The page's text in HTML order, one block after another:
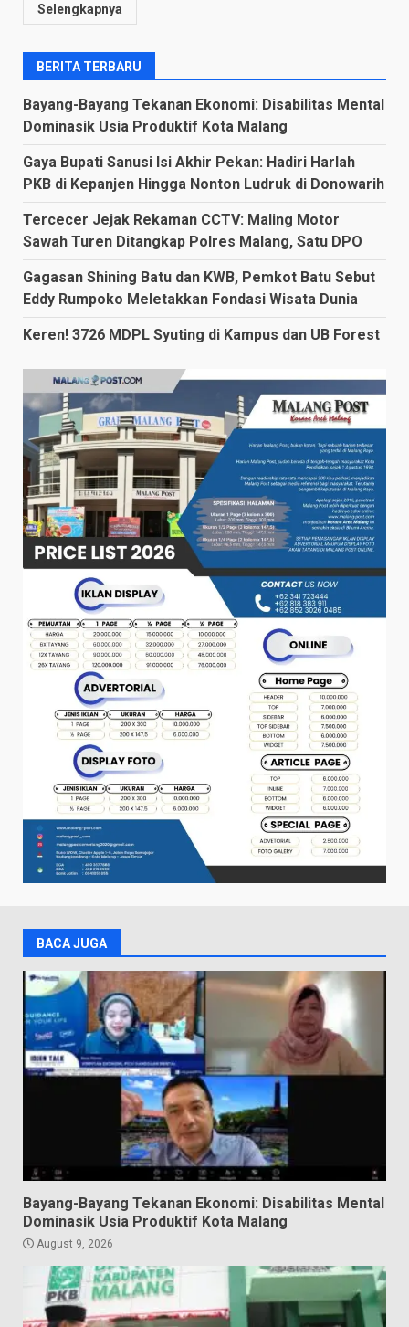
Selengkapnya
BERITA TERBARU
Bayang-Bayang Tekanan Ekonomi: Disabilitas Mental
Dominasik Usia Produktif Kota Malang
Gaya Bupati Sanusi Isi Akhir Pekan: Hadiri Harlah
PKB di Kepanjen Hingga Nonton Ludruk di Donowarih
Tercecer Jejak Rekaman CCTV: Maling Motor
Sawah Turen Ditangkap Polres Malang, Satu DPO
Gagasan Shining Batu dan KWB, Pemkot Batu Sebut
Eddy Rumpoko Meletakkan Fondasi Wisata Dunia
Keren! 3726 MDPL Syuting di Kampus dan UB Forest
BACA JUGA
Bayang-Bayang Tekanan Ekonomi: Disabilitas Mental
Dominasik Usia Produktif Kota Malang
August 9, 2026